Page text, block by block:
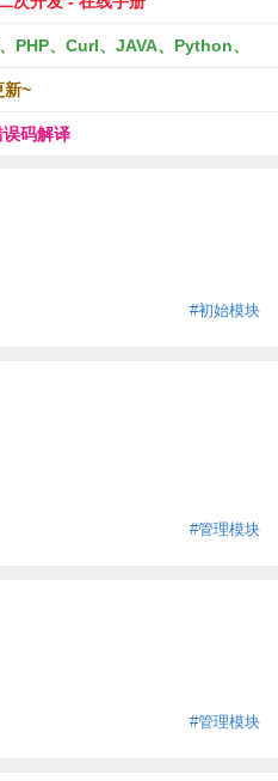
PHP、Curl、JAVA、Python、
新~
码解译
#初始模块
#管理模块
#管理模块